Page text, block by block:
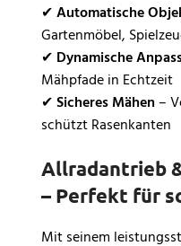
✔Automatische
Gartenmöbel,
✔ Dynamische
Mähpfade in Echtzeit
✔Sicheres Mähen –
schützt Rasenkanten
Allradantrieb
– Perfekt für
Mit seinem